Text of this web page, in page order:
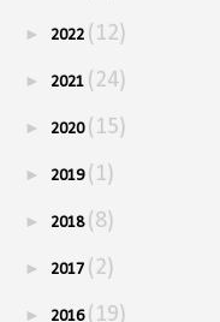
► 2022 (12)
► 2021 (24)
► 2020 (15)
► 2019 (1)
► 2018 (8)
► 2017 (2)
► 2016 (19)